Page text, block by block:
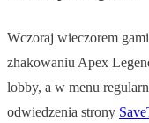
Wczoraj wieczorem
zhakowaniu Apex
lobby, a w menu
odwiedzenia strony